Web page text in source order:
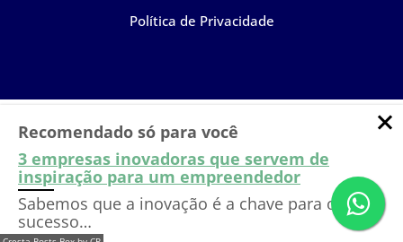
Política de Privacidade
Entre em
contato com nosso time!
Falar com especialista
Recomendado só para você
3 empresas inovadoras que servem de
inspiração para um empreendedor
Sabemos que a inovação é a chave para o
sucesso…